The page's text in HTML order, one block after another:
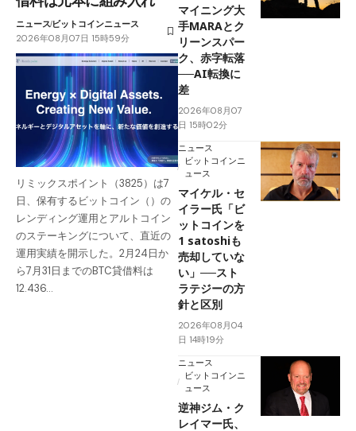
ニュースビットコインニュース
2026年08月07日 15時59分
リミックスポイント（3825）は7
日、保有するビットコイン（）の
レンディング運用とアルトコイン
のステーキングについて、直近の
運用実績を開示した。2月24日か
ら7月31日までのBTC貸借料は
12.436…
マイニング大
手MARAとク
リーンスパー
ク、赤字転落
──AI転換に
差
2026年08月07
日 15時02分
ニュース
ビットコインニ
ュース
マイケル・セ
イラー氏「ビ
ットコインを
1 satoshiも
売却していな
い」──スト
ラテジーの方
針と区別
2026年08月04
日 14時19分
ニュース
ビットコインニ
ュース
逆神ジム・ク
レイマー氏、